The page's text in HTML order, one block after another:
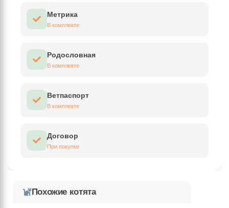
Метрика
В комплекте
Родословная
В комплекте
Ветпаспорт
В комплекте
Договор
При покупке
Похожие котята